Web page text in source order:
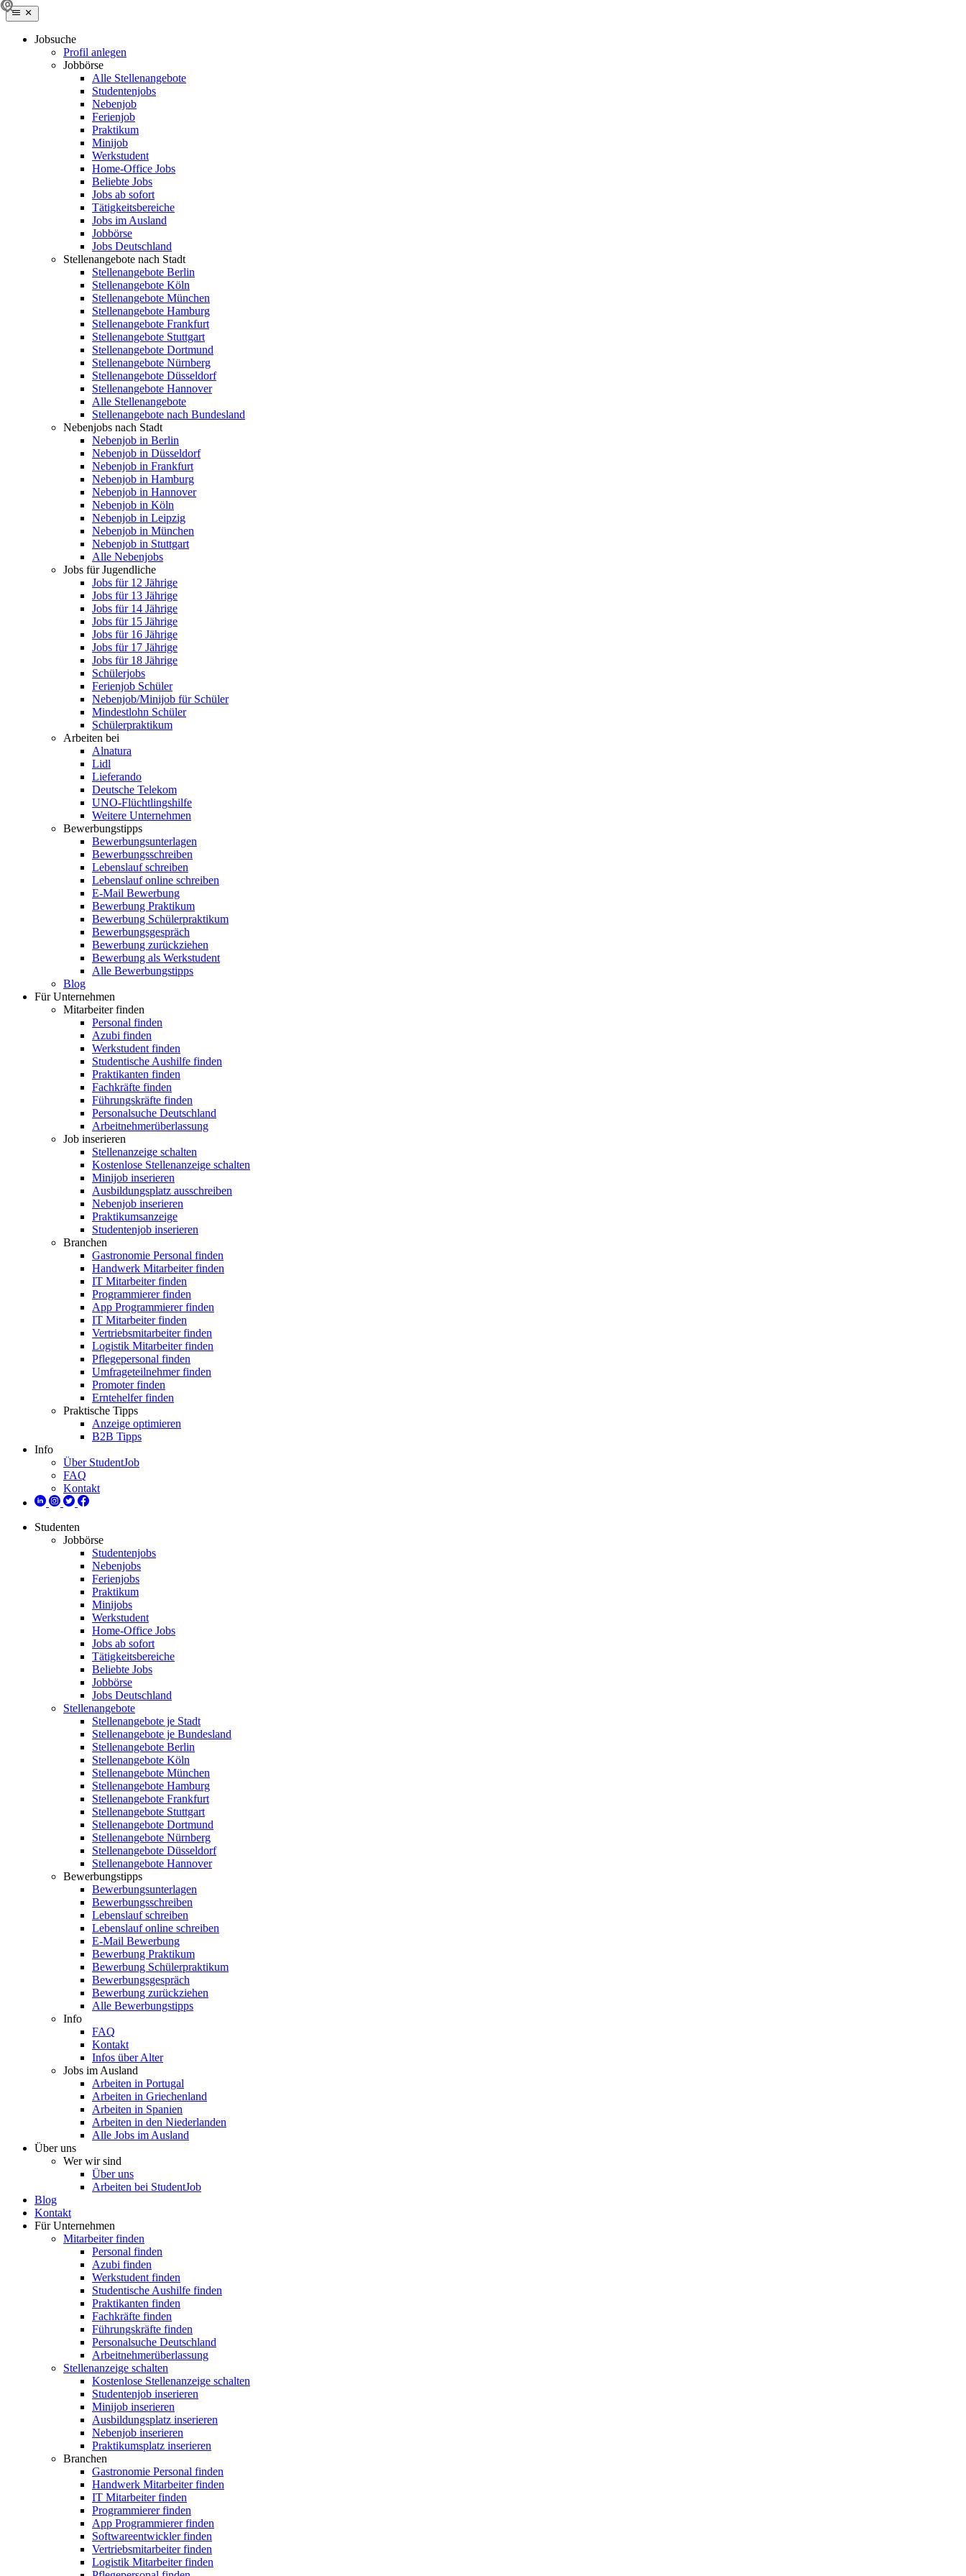
Jobsuche
Profil anlegen
Jobbörse
Alle Stellenangebote
Studentenjobs
Nebenjob
Ferienjob
Praktikum
Minijob
Werkstudent
Home-Office Jobs
Beliebte Jobs
Jobs ab sofort
Tätigkeitsbereiche
Jobs im Ausland
Jobbörse
Jobs Deutschland
Stellenangebote nach Stadt
Stellenangebote Berlin
Stellenangebote Köln
Stellenangebote München
Stellenangebote Hamburg
Stellenangebote Frankfurt
Stellenangebote Stuttgart
Stellenangebote Dortmund
Stellenangebote Nürnberg
Stellenangebote Düsseldorf
Stellenangebote Hannover
Alle Stellenangebote
Stellenangebote nach Bundesland
Nebenjobs nach Stadt
Nebenjob in Berlin
Nebenjob in Düsseldorf
Nebenjob in Frankfurt
Nebenjob in Hamburg
Nebenjob in Hannover
Nebenjob in Köln
Nebenjob in Leipzig
Nebenjob in München
Nebenjob in Stuttgart
Alle Nebenjobs
Jobs für Jugendliche
Jobs für 12 Jährige
Jobs für 13 Jährige
Jobs für 14 Jährige
Jobs für 15 Jährige
Jobs für 16 Jährige
Jobs für 17 Jährige
Jobs für 18 Jährige
Schülerjobs
Ferienjob Schüler
Nebenjob/Minijob für Schüler
Mindestlohn Schüler
Schülerpraktikum
Arbeiten bei
Alnatura
Lidl
Lieferando
Deutsche Telekom
UNO-Flüchtlingshilfe
Weitere Unternehmen
Bewerbungstipps
Bewerbungsunterlagen
Bewerbungsschreiben
Lebenslauf schreiben
Lebenslauf online schreiben
E-Mail Bewerbung
Bewerbung Praktikum
Bewerbung Schülerpraktikum
Bewerbungsgespräch
Bewerbung zurückziehen
Bewerbung als Werkstudent
Alle Bewerbungstipps
Blog
Für Unternehmen
Mitarbeiter finden
Personal finden
Azubi finden
Werkstudent finden
Studentische Aushilfe finden
Praktikanten finden
Fachkräfte finden
Führungskräfte finden
Personalsuche Deutschland
Arbeitnehmerüberlassung
Job inserieren
Stellenanzeige schalten
Kostenlose Stellenanzeige schalten
Minijob inserieren
Ausbildungsplatz ausschreiben
Nebenjob inserieren
Praktikumsanzeige
Studentenjob inserieren
Branchen
Gastronomie Personal finden
Handwerk Mitarbeiter finden
IT Mitarbeiter finden
Programmierer finden
App Programmierer finden
IT Mitarbeiter finden
Vertriebsmitarbeiter finden
Logistik Mitarbeiter finden
Pflegepersonal finden
Umfrageteilnehmer finden
Promoter finden
Erntehelfer finden
Praktische Tipps
Anzeige optimieren
B2B Tipps
Info
Über StudentJob
FAQ
Kontakt
Studenten
Jobbörse
Studentenjobs
Nebenjobs
Ferienjobs
Praktikum
Minijobs
Werkstudent
Home-Office Jobs
Jobs ab sofort
Tätigkeitsbereiche
Beliebte Jobs
Jobbörse
Jobs Deutschland
Stellenangebote
Stellenangebote je Stadt
Stellenangebote je Bundesland
Stellenangebote Berlin
Stellenangebote Köln
Stellenangebote München
Stellenangebote Hamburg
Stellenangebote Frankfurt
Stellenangebote Stuttgart
Stellenangebote Dortmund
Stellenangebote Nürnberg
Stellenangebote Düsseldorf
Stellenangebote Hannover
Bewerbungstipps
Bewerbungsunterlagen
Bewerbungsschreiben
Lebenslauf schreiben
Lebenslauf online schreiben
E-Mail Bewerbung
Bewerbung Praktikum
Bewerbung Schülerpraktikum
Bewerbungsgespräch
Bewerbung zurückziehen
Alle Bewerbungstipps
Info
FAQ
Kontakt
Infos über Alter
Jobs im Ausland
Arbeiten in Portugal
Arbeiten in Griechenland
Arbeiten in Spanien
Arbeiten in den Niederlanden
Alle Jobs im Ausland
Über uns
Wer wir sind
Über uns
Arbeiten bei StudentJob
Blog
Kontakt
Für Unternehmen
Mitarbeiter finden
Personal finden
Azubi finden
Werkstudent finden
Studentische Aushilfe finden
Praktikanten finden
Fachkräfte finden
Führungskräfte finden
Personalsuche Deutschland
Arbeitnehmerüberlassung
Stellenanzeige schalten
Kostenlose Stellenanzeige schalten
Studentenjob inserieren
Minijob inserieren
Ausbildungsplatz inserieren
Nebenjob inserieren
Praktikumsplatz inserieren
Branchen
Gastronomie Personal finden
Handwerk Mitarbeiter finden
IT Mitarbeiter finden
Programmierer finden
App Programmierer finden
Softwareentwickler finden
Vertriebsmitarbeiter finden
Logistik Mitarbeiter finden